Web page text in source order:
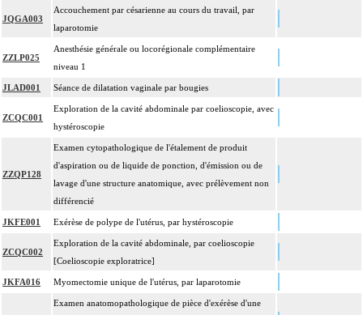
JQGA003
Accouchement par césarienne au cours du travail, par
laparotomie
ZZLP025
Anesthésie générale ou locorégionale complémentaire
niveau 1
JLAD001 Séance de dilatation vaginale par bougies
ZCQC001
Exploration de la cavité abdominale par coelioscopie, avec
hystéroscopie
ZZQP128
Examen cytopathologique de l'étalement de produit
d'aspiration ou de liquide de ponction, d'émission ou de
lavage d'une structure anatomique, avec prélèvement non
différencié
JKFE001 Exérèse de polype de l'utérus, par hystéroscopie
ZCQC002
Exploration de la cavité abdominale, par coelioscopie
[Coelioscopie exploratrice]
JKFA016 Myomectomie unique de l'utérus, par laparotomie
Examen anatomopathologique de pièce d'exérèse d'une